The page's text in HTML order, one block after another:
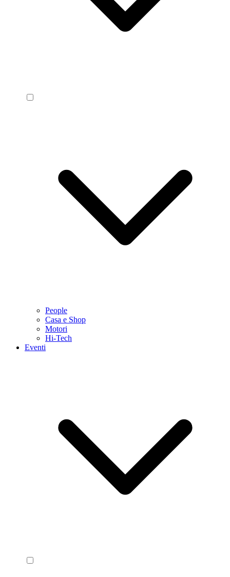
People
Casa e Shop
Motori
Hi-Tech
Eventi